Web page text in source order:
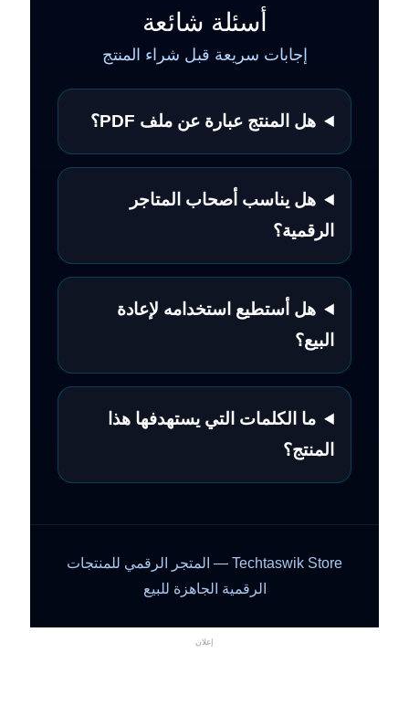
أسئلة شائعة
إجابات سريعة قبل شراء المنتج
هل المنتج عبارة عن ملف PDF؟
هل يناسب أصحاب المتاجر
الرقمية؟
هل أستطيع استخدامه لإعادة
البيع؟
ما الكلمات التي يستهدفها هذا
المنتج؟
Techtaswik Store — المتجر الرقمي للمنتجات
الرقمية الجاهزة للبيع
إعلان